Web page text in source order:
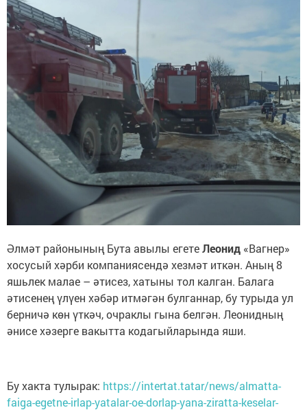
Әлмәт районының Бута авылы егетеЛеонид «Вагнер»
хосусый хәрби компаниясендә хезмәт иткән. Аның 8
яшьлек малае – әтисез, хатыны тол калган. Балага
әтисенең үлүен хәбәр итмәгән булганнар, бу турыда ул
берничә көн үткәч, очраклы гына белгән. Леонидның
әнисе хәзерге вакытта кодагыйларында яши.
Бу хакта тулырак: https://intertat.tatar/news/almatta-
faiga-egetne-irlap-yatalar-oe-dorlap-yana-ziratta-keselar-